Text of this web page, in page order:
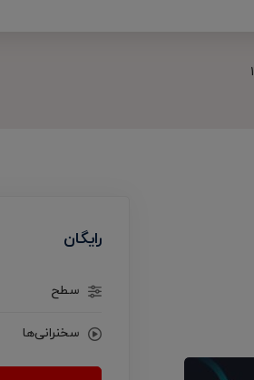
رایگان
سطح
سخنرانی‌ها